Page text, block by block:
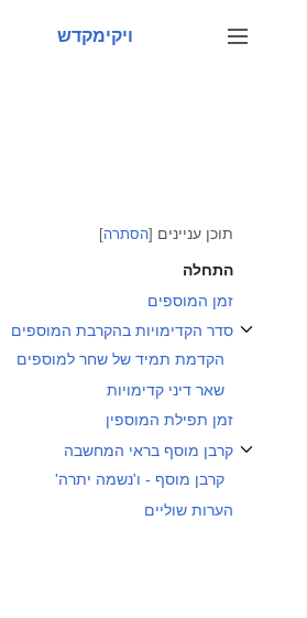
לתוכן
שינוי מצב סרגל צד
ויקימקדש
תוכן עניינים הסתרה
התחלה
זמן המוספים
סדר הקדימויות בהקרבת המוספים
הקדמת תמיד של שחר למוספים
שאר דיני קדימויות
זמן תפילת המוספין
קרבן מוסף בראי המחשבה
קרבן מוסף - ו'נשמה יתרה'
הערות שוליים